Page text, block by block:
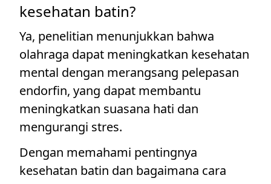
kesehatan batin?
Ya, penelitian menunjukkan bahwa
olahraga dapat meningkatkan kesehatan
mental dengan merangsang pelepasan
endorfin, yang dapat membantu
meningkatkan suasana hati dan
mengurangi stres.
Dengan memahami pentingnya
kesehatan batin dan bagaimana cara